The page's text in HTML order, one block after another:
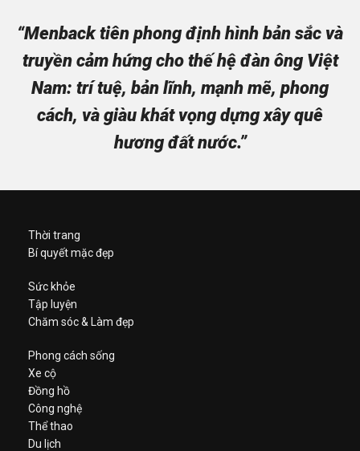
“Menback tiên phong định hình bản sắc và
truyền cảm hứng cho thế hệ đàn ông Việt
Nam: trí tuệ, bản lĩnh, mạnh mẽ, phong
cách, và giàu khát vọng dựng xây quê
hương đất nước.”
Thời trang
Bí quyết mặc đẹp
Sức khỏe
Tập luyện
Chăm sóc & Làm đẹp
Phong cách sống
Xe cộ
Đồng hồ
Công nghệ
Thể thao
Du lịch